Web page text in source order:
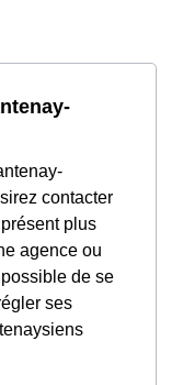
contacter
plus
agence ou
de se
ses